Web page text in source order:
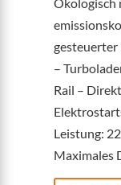
gesteuerter
–
Rail –
Leistung:
Maximales